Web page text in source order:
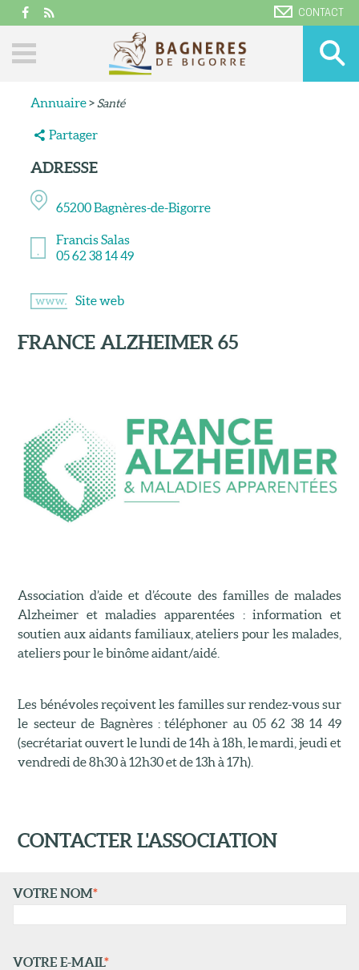
CONTACT
Annuaire>Santé
Partager
ADRESSE
65200Bagnères-de-Bigorre
Francis Salas
05 62 38 14 49
Site web
FRANCE ALZHEIMER 65
Association d’aide et d’écoute des familles de malades
Alzheimer et maladies apparentées : information et
soutien aux aidants familiaux, ateliers pour les malades,
ateliers pour le binôme aidant/aidé.
Les bénévoles reçoivent les familles sur rendez-vous sur
le secteur de Bagnères : téléphoner au 05 62 38 14 49
(secrétariat ouvert le lundi de 14h à 18h, le mardi, jeudi et
vendredi de 8h30 à 12h30 et de 13h à 17h).
CONTACTER L'ASSOCIATION
VOTRE NOM*
VOTRE E-MAIL*